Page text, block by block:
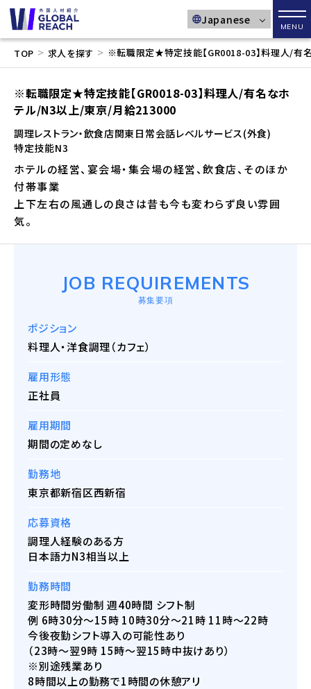
メ
TOP > 求人を探す > ※転職限定★特定技能【GR0018-03】料理人/有
※転職限定★特定技能【GR0018-03】料理人/有名なホ
テル/N3以上/東京/月給213000
調理レストラン・飲食店関東 日常会話レベルサービス(外食)
特定技能N3
ホテルの経営、宴会場・集会場の経営、飲食店、そのほか
付帯事業
上下左右の風通しの良さは昔も今も変わらず良い雰囲
気。
JOB REQUIREMENTS
募集要項
ポジション
料理人・洋食調理（カフェ）
雇用形態
正社員
雇用期間
期間の定めなし
勤務地
東京都新宿区西新宿
応募資格
調理人経験のある方
日本語力N3相当以上
勤務時間
変形時間労働制 週40時間 シフト制
例 6時30分～15時 10時30分～21時 11時～22時
今後夜勤シフト導入の可能性あり
（23時～翌9時 15時～翌15時中抜けあり）
※別途残業あり
8時間以上の勤務で1時間の休憩アリ